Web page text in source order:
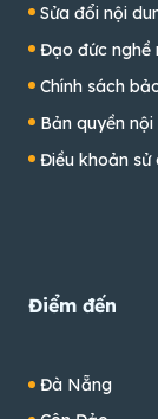
Sửa đổi nội
Đạo đức nghề
Chính sách
Bản quyền
Điều khoản sử
Điểm đến
Đà Nẵng